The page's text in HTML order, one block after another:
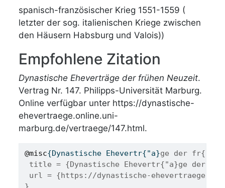
spanisch-französischer Krieg 1551-1559 (
letzter der sog. italienischen Kriege zwischen
den Häusern Habsburg und Valois))
Empfohlene Zitation
Dynastische Eheverträge der frühen Neuzeit.
Vertrag Nr. 147. Philipps-Universität Marburg.
Online verfügbar unter https://dynastische-
ehevertraege.online.uni-
marburg.de/vertraege/147.html.
@misc{Dynastische Ehevertr{"a}ge der
title = {Dynastische Ehevertr{"a}ge der
url = {https://dynastische-